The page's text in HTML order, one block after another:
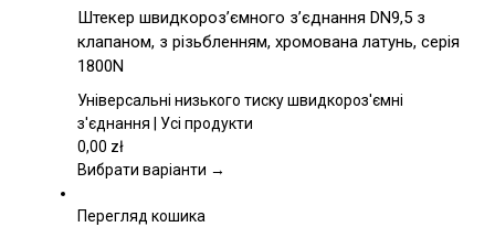
має
кілька
Параметри
можна
на
товару
Штекер швидкороз’ємного з’єднання DN9,5 з
клапаном, з різьбленням, хромована латунь, серія
1800N
Універсальні низького тиску швидкороз'ємні
з'єднання | Усі продукти
0,00 zł
Вибрати варіанти →
Перегляд кошика